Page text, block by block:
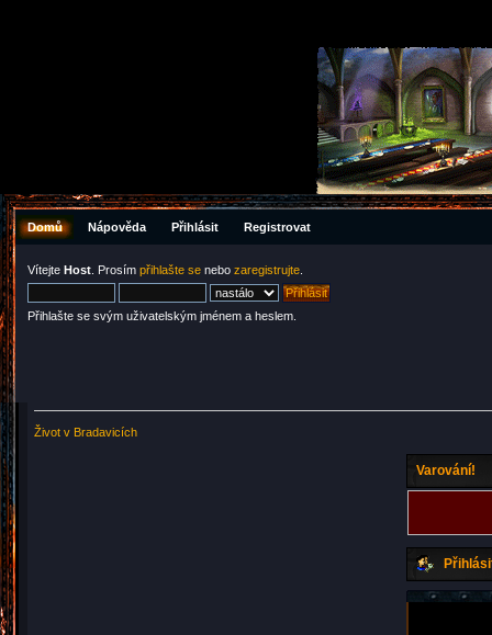
Domů Nápověda Přihlásit Registrovat
Vítejte Host . Prosím přihlašte se nebo zaregistrujte
Přihlašte se svým uživatelským jménem a heslem.
Život v Bradavicích
Varování!